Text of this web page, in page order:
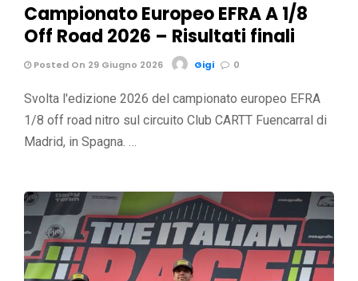
Campionato Europeo EFRA A 1/8
Off Road 2026 – Risultati finali
Posted On 29 Giugno 2026 Gigi 0
Svolta l'edizione 2026 del campionato europeo EFRA
1/8 off road nitro sul circuito Club CARTT Fuencarral di
Madrid, in Spagna. …